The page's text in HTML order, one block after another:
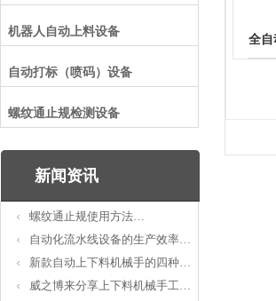
机器人自动上料设备
自动打标（喷码）设备
螺纹通止规检测设备
新闻资讯
螺纹通止规使用方法…
自动化流水线设备的生产效率…
新款自动上下料机械手的四种…
威之博来分享上下料机械手工…
全自